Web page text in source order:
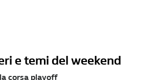
e temi del weekend
corsa playoff